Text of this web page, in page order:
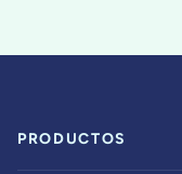
PRODUCTOS